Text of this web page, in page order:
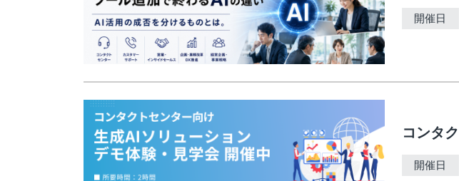
応対品質診断
応対品質改善支援
NPS導入支援サービス
WEB制作サービス
ビジュアルIVR
オフショア 日本語コン
SMSコンタクトサービ
開催日
コンタ
開催日